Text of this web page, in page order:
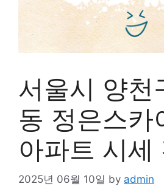
서울시 양천
동 정은스카
아파트 시세
2025년 06월 10일 by admin